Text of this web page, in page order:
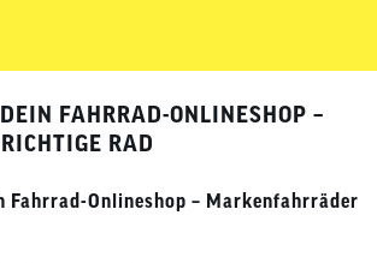
FAHRRAD-ONLINESHOP –
RAD
Fahrrad-Onlineshop – Markenfahrräder